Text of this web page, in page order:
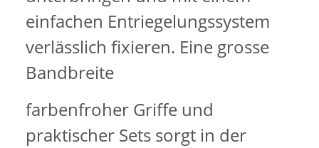
einfachen Entriegelungssystem
verlässlich fixieren. Eine grosse
Bandbreite
farbenfroher Griffe und
praktischer Sets sorgt in der